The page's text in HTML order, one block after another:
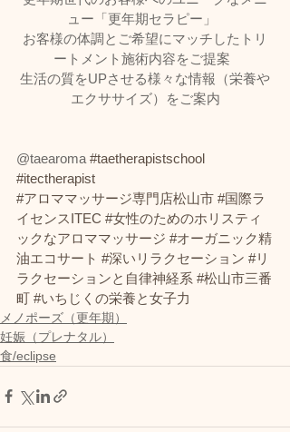
ュー「更年期セラピー」
お客様の体調とご希望にマッチしたトリ
ートメント施術内容をご提案
生活の質をUPさせる様々な情報（栄養や
エクササイズ）をご案内
@taearoma #taetherapistschool
#itectherapist
#アロママッサージ専門店松山市 #国際ラ
イセンスITEC #女性のためのホリスティ
ックなアロママッサージ #オーガニック精
油エコサート #深いリラクセーション #リ
ラクセーションと自律神経系 #松山市三番
町 #いちじくの栄養と女子力
メノポーズ（更年期）
妊娠（プレナタル）
食/eclipse